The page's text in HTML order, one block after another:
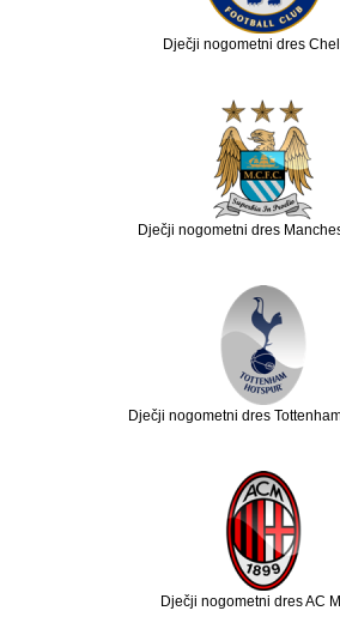
Dječji nogometni dres
Dječji nogometni dres
Dječji nogometni dres
Dječji nogometni dres AC